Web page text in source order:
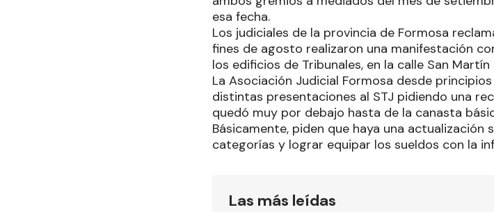
esa fecha.
Los judiciales de la provincia de Formosa
fines de agosto realizaron una manifestación
los edificios de Tribunales, en la calle San
La Asociación Judicial Formosa desde
distintas presentaciones al STJ pidiendo una
quedó muy por debajo hasta de la canasta
Básicamente, piden que haya una actualización
categorías y lograr equipar los sueldos con la
Las más leídas